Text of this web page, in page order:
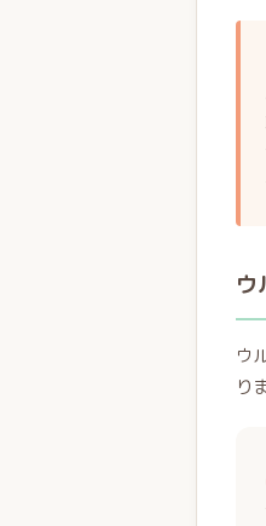
ウ
ウ
り